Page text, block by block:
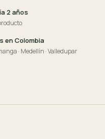
2 años
en Colombia
· Medellín · Valledupar